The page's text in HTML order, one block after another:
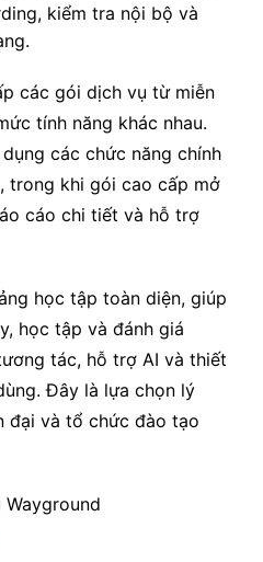
kiểm tra nội bộ và
các gói dịch vụ từ miễn
tính năng khác nhau.
các chức năng chính
trong khi gói cao cấp mở
cáo chi tiết và hỗ trợ
học tập toàn diện, giúp
học tập và đánh giá
tác, hỗ trợ AI và thiết
Đây là lựa chọn lý
đại và tổ chức đào tạo